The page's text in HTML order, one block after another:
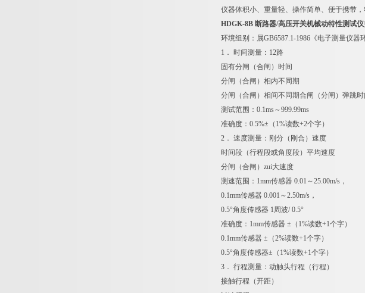
仪器体积小、重量轻、操作简单、便于携带
HDGK-8B 断路器/高压开关机械动特性测试仪
环境组别：属GB6587.1-1986《电子测量仪
1． 时间测量：12路
固有分闸（合闸）时间
分闸（合闸）相内不同期
分闸（合闸）相间不同期合闸（分闸）弹跳时
测试范围：0.1ms～999.99ms
准确度：0.5%±（1%读数+2个字）
2． 速度测量：刚分（刚合）速度
时间段（行程段或角度段）平均速度
分闸（合闸）zui大速度
测速范围：1mm传感器 0.01～25.00m/s，
0.1mm传感器 0.001～2.50m/s，
0.5°角度传感器 1周波/ 0.5°
准确度：1mm传感器 ±（1%读数+1个字）
0.1mm传感器 ±（2%读数+1个字）
0.5°角度传感器±（1%读数+1个字）
3． 行程测量：动触头行程（行程）
接触行程（开距）